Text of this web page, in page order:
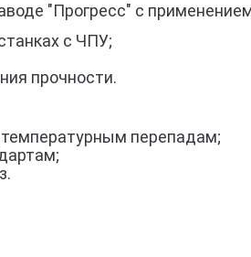
"Прогресс" с
с ЧПУ;
прочности.
температурным перепадам;